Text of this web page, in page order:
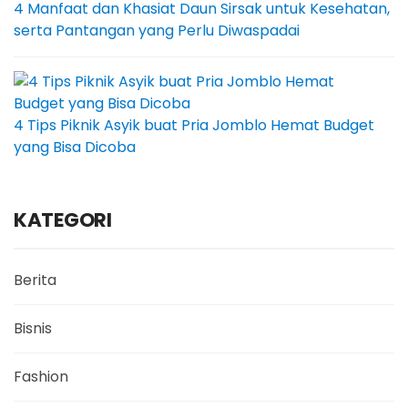
4 Manfaat dan Khasiat Daun Sirsak untuk Kesehatan,
serta Pantangan yang Perlu Diwaspadai
4 Tips Piknik Asyik buat Pria Jomblo Hemat Budget
yang Bisa Dicoba
KATEGORI
Berita
Bisnis
Fashion